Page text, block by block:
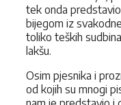
tek onda
bijegom iz
toliko teških
lakšu.
Osim pjesnika i
od kojih su mnogi